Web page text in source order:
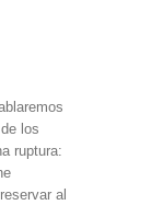
los
ruptura:
al